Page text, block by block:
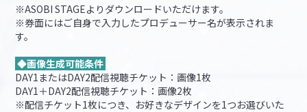
※ASOBI STAGEよりダウンロードいただけます。
※券面にはご自身で入力したプロデューサー名が表示されま
す。
◆画像生成可能条件
DAY1またはDAY2配信視聴チケット：画像1枚
DAY1＋DAY2配信視聴チケット：画像2枚
※配信チケット1枚につき、お好きなデザインを1つお選びいた